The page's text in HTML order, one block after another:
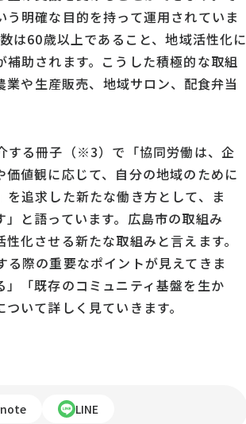
明確な目的を持って運用されていま
は60歳以上であること、地域活性化に
助されます。こうした積極的な取組
や生産販売、地域サロン、配食弁当
する冊子（※3）で「協同労働は、企
値観に応じて、自分の地域のために
追求した新たな働き方として、ま
と語っています。広島市の取組み
化させる新たな取組みと言えます。
際の重要なポイントが見えてきま
「既存のコミュニティ基盤を生か
いて詳しく見ていきます。
note LINE